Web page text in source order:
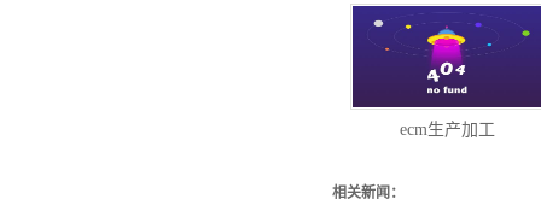
ecm生产加工
相关新闻：